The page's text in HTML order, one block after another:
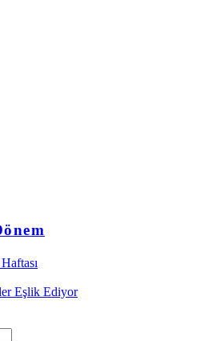
Eşlik Ediyor